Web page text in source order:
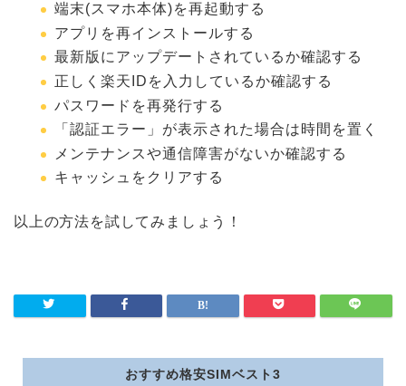
端末(スマホ本体)を再起動する
アプリを再インストールする
最新版にアップデートされているか確認する
正しく楽天IDを入力しているか確認する
パスワードを再発行する
「認証エラー」が表示された場合は時間を置く
メンテナンスや通信障害がないか確認する
キャッシュをクリアする
以上の方法を試してみましょう！
おすすめ格安SIMベスト3